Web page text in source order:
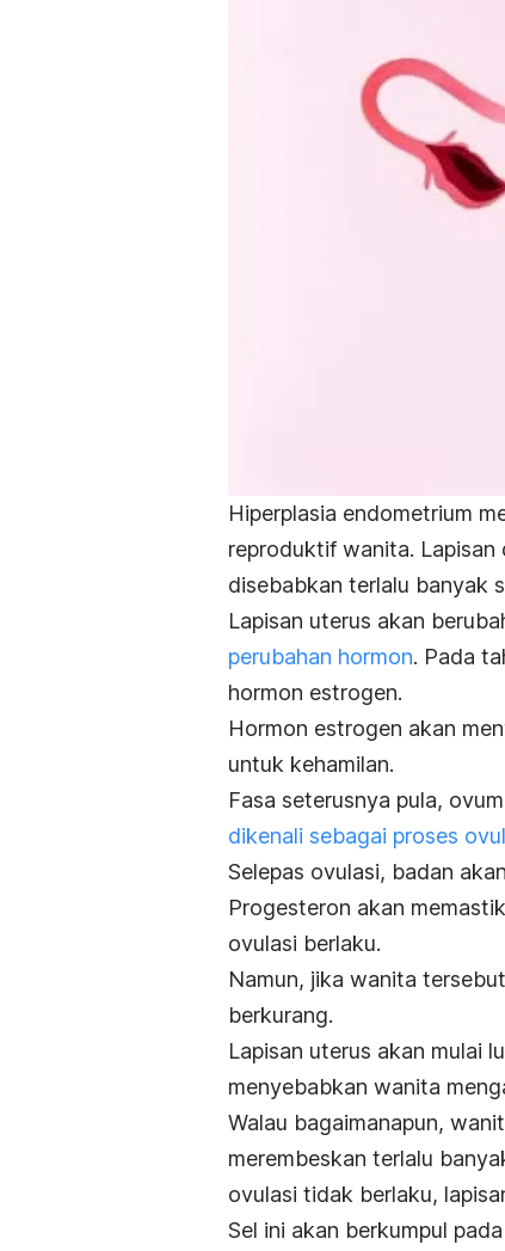
Hiperplasia endometrium
reproduktif wanita. Lapisan
disebabkan terlalu banyak
Lapisan uterus akan
perubahan hormon. Pada
hormon estrogen.
Hormon estrogen akan
untuk kehamilan.
Fasa seterusnya pula,
dikenali sebagai proses
Selepas ovulasi, badan
Progesteron akan
ovulasi berlaku.
Namun, jika wanita
berkurang.
Lapisan uterus akan mulai
menyebabkan wanita
Walau bagaimanapun,
merembeskan terlalu
ovulasi tidak berlaku,
Sel ini akan berkumpul